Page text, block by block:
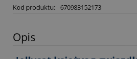
Kod produktu: 670983152173
Opis